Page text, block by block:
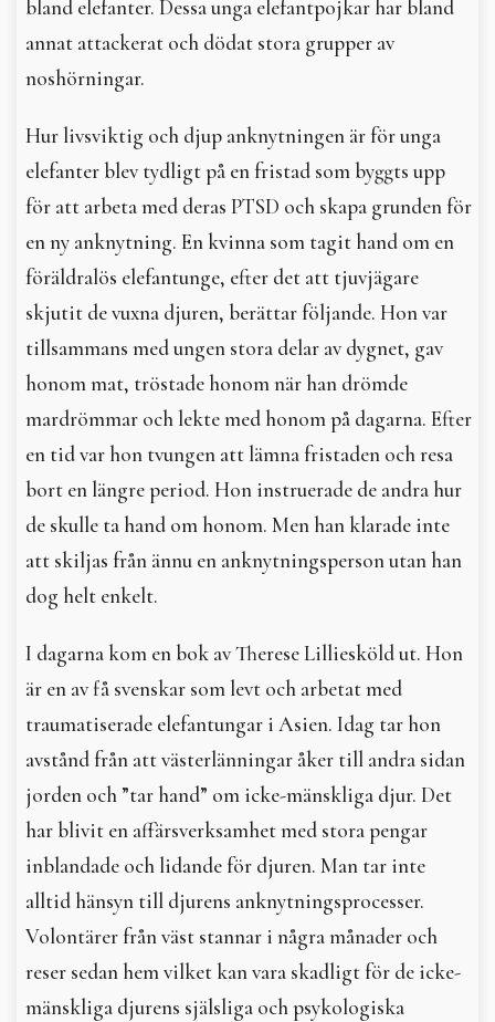
bland elefanter. Dessa unga elefantpojkar har bland
annat attackerat och dödat stora grupper av
noshörningar.
Hur livsviktig och djup anknytningen är för unga
elefanter blev tydligt på en fristad som byggts upp
för att arbeta med deras PTSD och skapa grunden för
en ny anknytning. En kvinna som tagit hand om en
föräldralös elefantunge, efter det att tjuvjägare
skjutit de vuxna djuren, berättar följande. Hon var
tillsammans med ungen stora delar av dygnet, gav
honom mat, tröstade honom när han drömde
mardrömmar och lekte med honom på dagarna. Efter
en tid var hon tvungen att lämna fristaden och resa
bort en längre period. Hon instruerade de andra hur
de skulle ta hand om honom. Men han klarade inte
att skiljas från ännu en anknytningsperson utan han
dog helt enkelt.
I dagarna kom en bok av Therese Lilliesköld ut. Hon
är en av få svenskar som levt och arbetat med
traumatiserade elefantungar i Asien. Idag tar hon
avstånd från att västerlänningar åker till andra sidan
jorden och ”tar hand” om icke-mänskliga djur. Det
har blivit en affärsverksamhet med stora pengar
inblandade och lidande för djuren. Man tar inte
alltid hänsyn till djurens anknytningsprocesser.
Volontärer från väst stannar i några månader och
reser sedan hem vilket kan vara skadligt för de icke-
mänskliga djurens själsliga och psykologiska